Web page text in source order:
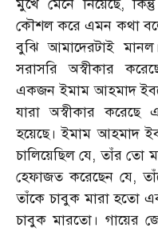
মুখে মেনে নিয়েছে,
কৌশল করে এমন কথা
বুঝি আমাদেরটাই
সরাসরি অস্বীকার
একজন ইমাম আহমাদ
যারা অস্বীকার
হয়েছে। ইমাম আহমাদ
চালিয়েছিল যে, তাঁর তো
হেফাজত করেছেন যে,
তাঁকে চাবুক মারা হতো
চাবুক মারতো। গায়ের